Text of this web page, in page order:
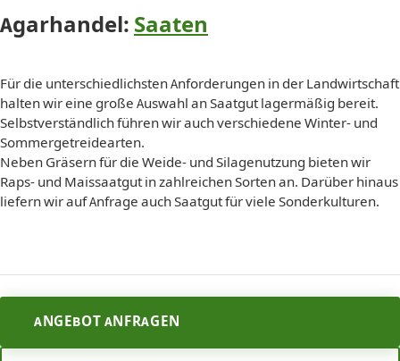
Agarhandel: Saaten
Für die unterschiedlichsten Anforderungen in der Landwirtschaft
halten wir eine große Auswahl an Saatgut lagermäßig bereit.
Selbstverständlich führen wir auch verschiedene Winter- und
Sommergetreidearten.
Neben Gräsern für die Weide- und Silagenutzung bieten wir
Raps- und Maissaatgut in zahlreichen Sorten an. Darüber hinaus
liefern wir auf Anfrage auch Saatgut für viele Sonderkulturen.
ANGEBOT ANFRAGEN